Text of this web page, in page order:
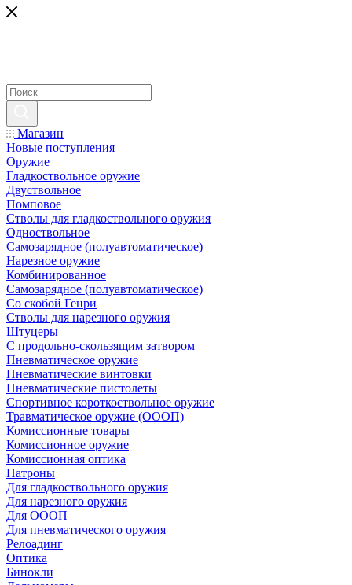
Магазин
Новые поступления
Оружие
Гладкоствольное оружие
Двуствольное
Помповое
Стволы для гладкоствольного оружия
Одноствольное
Самозарядное (полуавтоматическое)
Нарезное оружие
Комбинированное
Самозарядное (полуавтоматическое)
Со скобой Генри
Стволы для нарезного оружия
Штуцеры
С продольно-скользящим затвором
Пневматическое оружие
Пневматические винтовки
Пневматические пистолеты
Спортивное короткоствольное оружие
Травматическое оружие (ОООП)
Комиссионные товары
Комиссионное оружие
Комиссионная оптика
Патроны
Для гладкоствольного оружия
Для нарезного оружия
Для ОООП
Для пневматического оружия
Релоадинг
Оптика
Бинокли